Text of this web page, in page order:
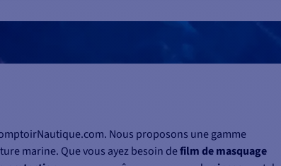
Nous proposons une gamme
marine. Que vous ayez besoin defilm de masquage